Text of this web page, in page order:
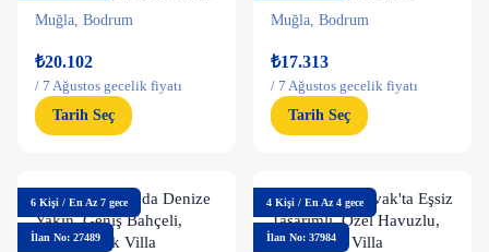
Taş Villa
Muğla, Bodrum
₺20.102
/ 7 Ağustos gecelik fiyatı
Tarih Seç
Muğla, Bodrum
₺17.313
/ 7 Ağustos gecelik fiyatı
Tarih Seç
6 Kişi / En Az 7 gece
İlan No: 27489
Muğla Bodrum'da Denize
Yakın, Geniş Bahçeli,
Lüks Kiralık Villa
4 Kişi / En Az 4 gece
İlan No: 37984
Bodrum Yalıkavak'ta Eşsiz
Tasarımlı, Özel Havuzlu,
Plaja Yakın Villa